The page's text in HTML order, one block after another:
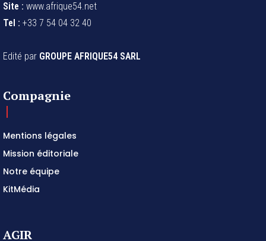
Site : www.afrique54.net
Tel : +33 7 54 04 32 40
Edité par GROUPE AFRIQUE54 SARL
Compagnie
Mentions légales
Mission éditoriale
Notre équipe
KitMédia
AGIR